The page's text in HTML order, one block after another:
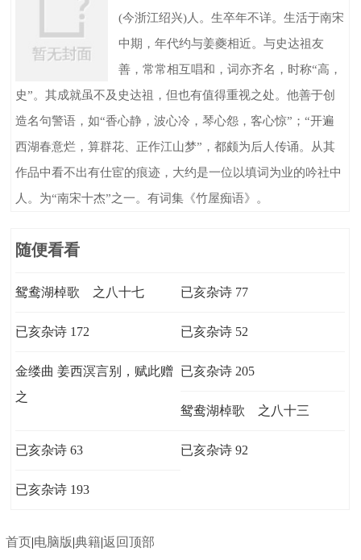
(今浙江绍兴)人。生卒年不详。生活于南宋
中期，年代约与姜夔相近。与史达祖友
善，常常相互唱和，词亦齐名，时称“高，
史”。其成就虽不及史达祖，但也有值得重视之处。他善于创
造名句警语，如“香心静，波心冷，琴心怨，客心惊”；“开遍
西湖春意烂，算群花、正作江山梦”，都颇为后人传诵。从其
作品中看不出有仕宦的痕迹，大约是一位以填词为业的吟社中
人。为“南宋十杰”之一。有词集《竹屋痴语》。
随便看看
鸳鸯湖棹歌 之八十七 已亥杂诗 77
已亥杂诗 172 已亥杂诗 52
金缕曲 姜西溟言别，赋此赠
之
已亥杂诗 205
鸳鸯湖棹歌 之八十三
已亥杂诗 63 已亥杂诗 92
已亥杂诗 193
首页|电脑版|典籍|返回顶部